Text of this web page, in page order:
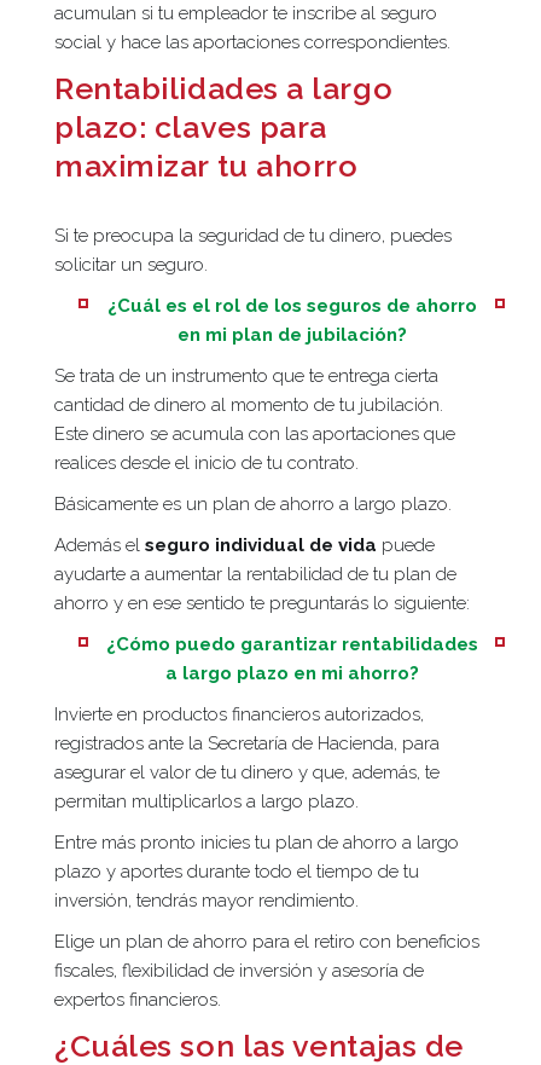
acumulan si tu empleador te inscribe al seguro
social y hace las aportaciones correspondientes.
Rentabilidades a largo
plazo: claves para
maximizar tu ahorro
Si te preocupa la seguridad de tu dinero, puedes
solicitar un seguro.
¿Cuál es el rol de los seguros de ahorro
en mi plan de jubilación?
Se trata de un instrumento que te entrega cierta
cantidad de dinero al momento de tu jubilación.
Este dinero se acumula con las aportaciones que
realices desde el inicio de tu contrato.
Básicamente es un plan de ahorro a largo plazo.
Además el seguro individual de vida puede
ayudarte a aumentar la rentabilidad de tu plan de
ahorro y en ese sentido te preguntarás lo siguiente:
¿Cómo puedo garantizar rentabilidades
a largo plazo en mi ahorro?
Invierte en productos financieros autorizados,
registrados ante la Secretaría de Hacienda, para
asegurar el valor de tu dinero y que, además, te
permitan multiplicarlos a largo plazo.
Entre más pronto inicies tu plan de ahorro a largo
plazo y aportes durante todo el tiempo de tu
inversión, tendrás mayor rendimiento.
Elige un plan de ahorro para el retiro con beneficios
fiscales, flexibilidad de inversión y asesoría de
expertos financieros.
¿Cuáles son las ventajas de